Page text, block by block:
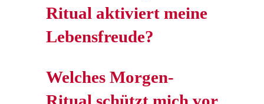
Ritual aktiviert meine
Lebensfreude?
Welches Morgen-